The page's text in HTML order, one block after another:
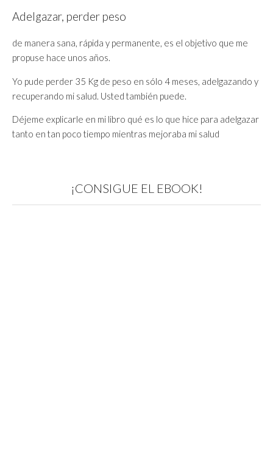
Adelgazar, perder peso
de manera sana, rápida y permanente, es el objetivo que me
propuse hace unos años.
Yo pude perder 35 Kg de peso en sólo 4 meses, adelgazando y
recuperando mi salud. Usted también puede.
Déjeme explicarle en mi libro qué es lo que hice para adelgazar
tanto en tan poco tiempo mientras mejoraba mi salud
¡CONSIGUE EL EBOOK!